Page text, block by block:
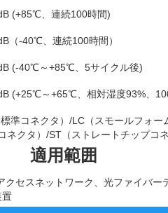
(+85℃、連続100時間)
（-40℃、連続100時間）
(-40℃～+85℃、5サイクル後)
(+25℃～+65℃、相対湿度93%、
準コネクタ）/LC（スモールフォ
ネクタ）/ST（ストレートチップコネ
適用範囲
セスネットワーク、光ファイバー
置